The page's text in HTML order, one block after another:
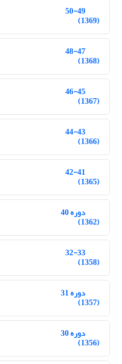
50-49
(1369)
48-47
(1368)
46-45
(1367)
44-43
(1366)
42-41
(1365)
دوره 40
(1362)
32-33
(1358)
دوره 31
(1357)
دوره 30
(1356)